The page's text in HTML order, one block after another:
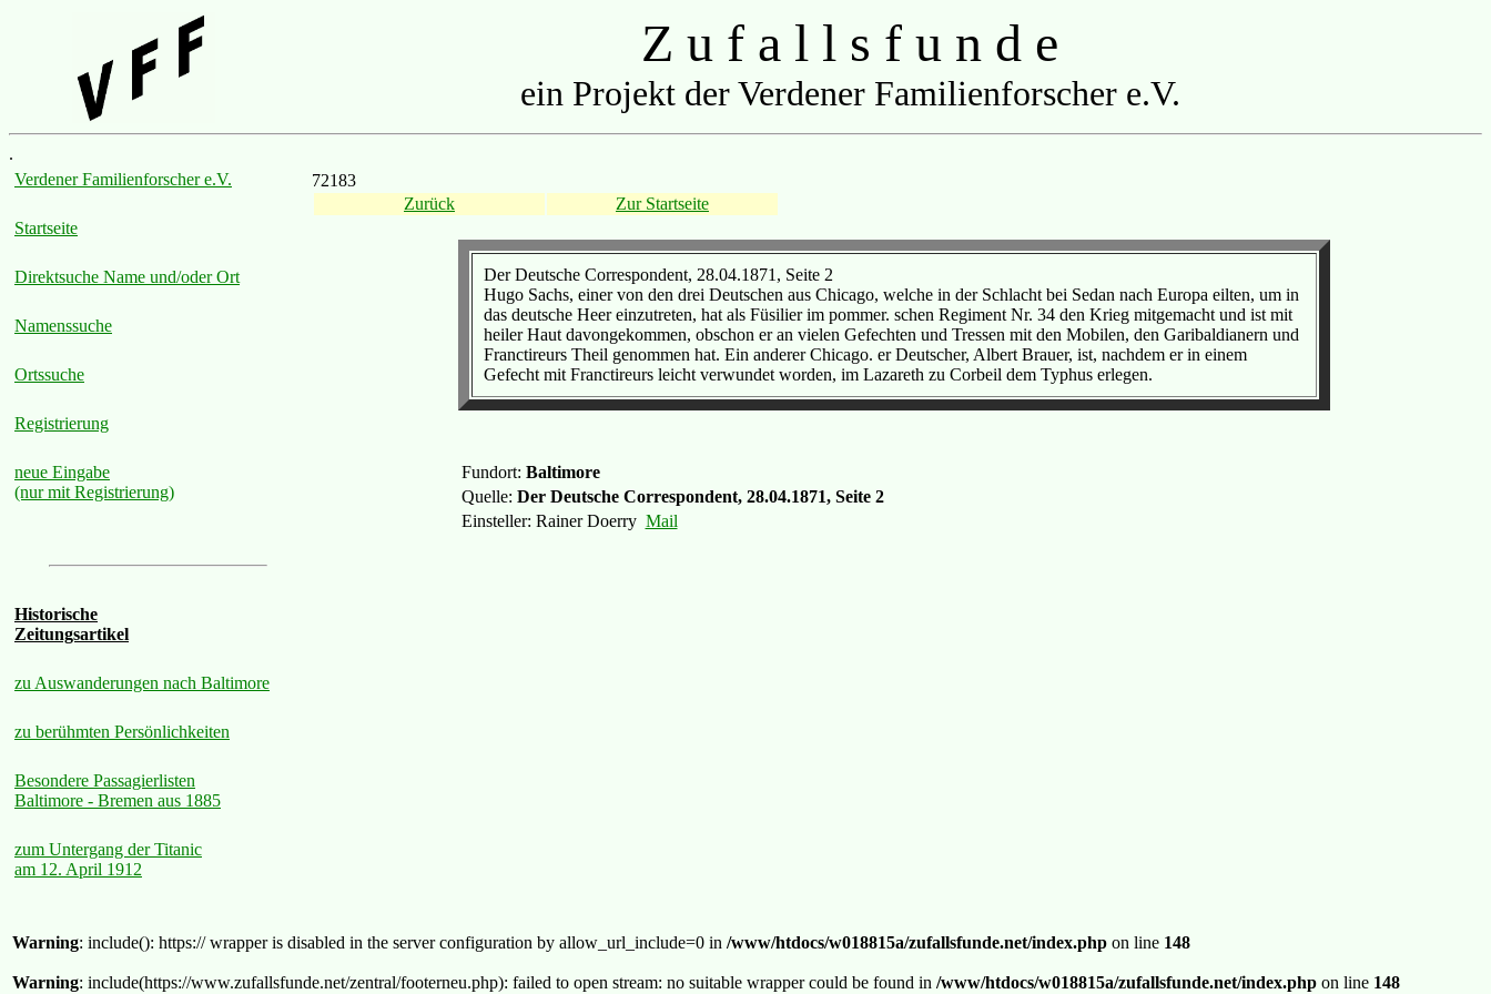
Z u f a l l s f u n d e
ein Projekt der Verdener Familienforscher e.V.
.
Verdener Familienforscher e.V.
Startseite
Direktsuche Name und/oder Ort
Namenssuche
Ortssuche
Registrierung
neue Eingabe
(nur mit Registrierung)
Historische
Zeitungsartikel
zu Auswanderungen nach Baltimore
zu berühmten Persönlichkeiten
Besondere Passagierlisten
Baltimore - Bremen aus 1885
zum Untergang der Titanic
am 12. April 1912
72183
Zurück
Zur Startseite
Der Deutsche Correspondent, 28.04.1871, Seite 2
Hugo Sachs, einer von den drei Deutschen aus Chicago, welche in der Schlacht bei Sedan nach Europa eilten, um in
das deutsche Heer einzutreten, hat als Füsilier im pommer. schen Regiment Nr. 34 den Krieg mitgemacht und ist mit
heiler Haut davongekommen, obschon er an vielen Gefechten und Tressen mit den Mobilen, den Garibaldianern und
Franctireurs Theil genommen hat. Ein anderer Chicago. er Deutscher, Albert Brauer, ist, nachdem er in einem
Gefecht mit Franctireurs leicht verwundet worden, im Lazareth zu Corbeil dem Typhus erlegen.
Fundort: Baltimore
Quelle: Der Deutsche Correspondent, 28.04.1871, Seite 2
Einsteller: Rainer Doerry Mail
Warning: include(): https:// wrapper is disabled in the server configuration by allow_url_include=0 in /www/htdocs/w018815a/zufallsfunde.net/index.php on line 148
Warning: include(https://www.zufallsfunde.net/zentral/footerneu.php): failed to open stream: no suitable wrapper could be found in /www/htdocs/w018815a/zufallsfunde.net/index.php on line 148